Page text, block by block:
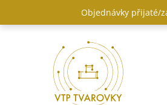
obsah
Objednávky přijaté/